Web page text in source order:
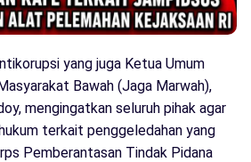
yang juga Ketua Umum
Bawah (Jaga Marwah),
mengingatkan seluruh pihak agar
terkait penggeledahan yang
Pemberantasan Tindak Pidana